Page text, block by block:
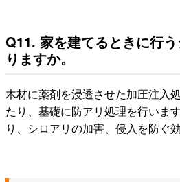
Q11. 家を建てるときに行
りますか。
木材に薬剤を浸透させた加圧注入
たり、基礎に防アリ処理を行いま
り、シロアリの加害、侵入を防ぐ